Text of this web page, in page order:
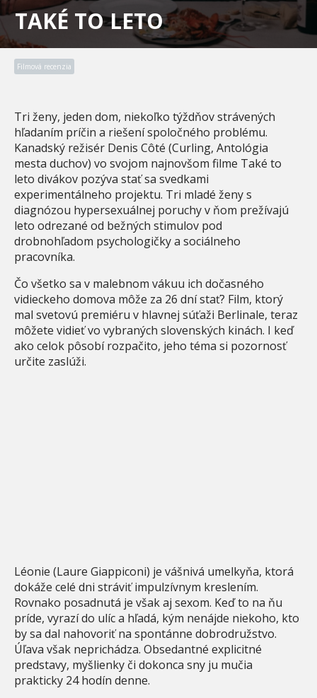
TAKÉ TO LETO
Filmová recenzia
Tri ženy, jeden dom, niekoľko týždňov strávených
hľadaním príčin a riešení spoločného problému.
Kanadský režisér Denis Côté (Curling, Antológia
mesta duchov) vo svojom najnovšom filme Také to
leto divákov pozýva stať sa svedkami
experimentálneho projektu. Tri mladé ženy s
diagnózou hypersexuálnej poruchy v ňom prežívajú
leto odrezané od bežných stimulov pod
drobnohľadom psychologičky a sociálneho
pracovníka.
Čo všetko sa v malebnom vákuu ich dočasného
vidieckeho domova môže za 26 dní stať? Film, ktorý
mal svetovú premiéru v hlavnej súťaži Berlinale, teraz
môžete vidieť vo vybraných slovenských kinách. I keď
ako celok pôsobí rozpačito, jeho téma si pozornosť
určite zaslúži.
Léonie (Laure Giappiconi) je vášnivá umelkyňa, ktorá
dokáže celé dni stráviť impulzívnym kreslením.
Rovnako posadnutá je však aj sexom. Keď to na ňu
príde, vyrazí do ulíc a hľadá, kým nenájde niekoho, kto
by sa dal nahovoriť na spontánne dobrodružstvo.
Úľava však neprichádza. Obsedantné explicitné
predstavy, myšlienky či dokonca sny ju mučia
prakticky 24 hodín denne.